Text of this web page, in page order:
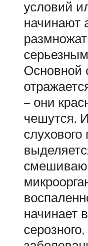
условий
начинают
Основной
– они
чешутся.
начинает